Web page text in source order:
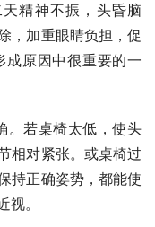
精神不振，头昏脑
，加重眼睛负担，促
成原因中很重要的一
。若桌椅太低，使头
相对紧张。或桌椅过
持正确姿势，都能使
。